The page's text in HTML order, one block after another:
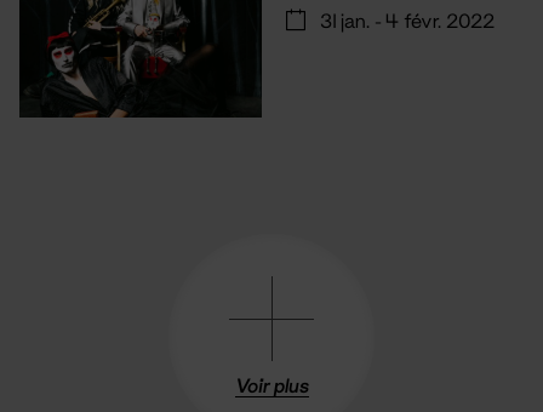
31 jan. - 4 févr. 2022
Voir plus